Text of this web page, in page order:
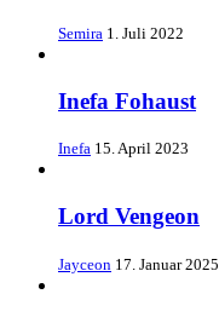
Semira 1. Juli 2022
Inefa Fohaust
Inefa 15. April 2023
Lord Vengeon
Jayceon 17. Januar 2025